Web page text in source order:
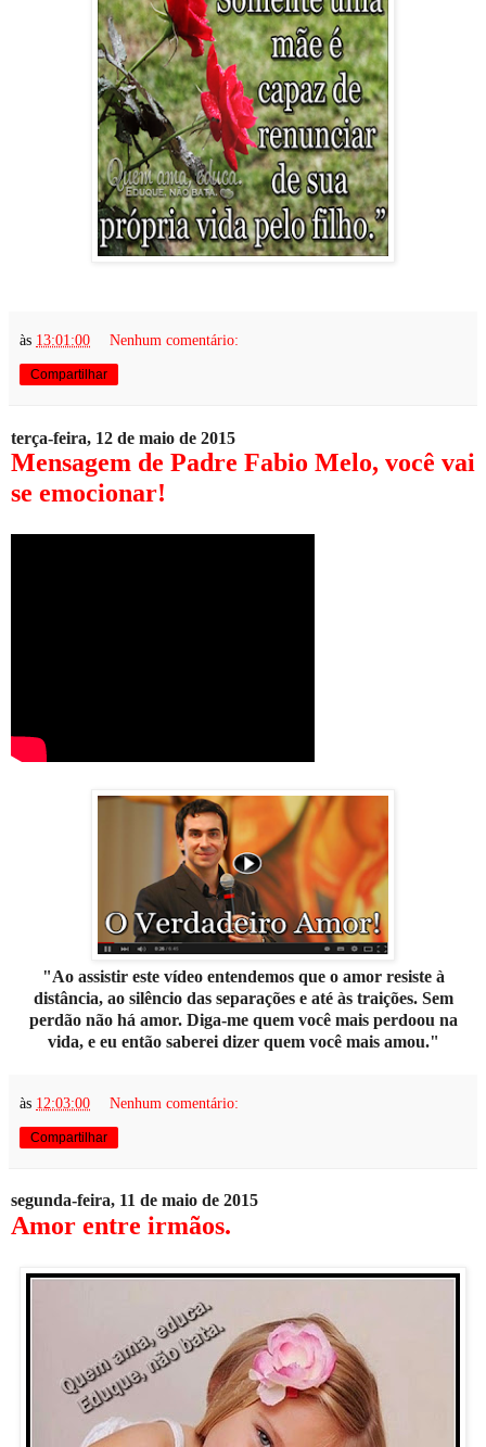
às 13:01:00 Nenhum comentário:
Compartilhar
terça-feira, 12 de maio de 2015
Mensagem de Padre Fabio Melo, você vai
se emocionar!
"Ao assistir este vídeo entendemos que o amor resiste à
distância, ao silêncio das separações e até às traições. Sem
perdão não há amor. Diga-me quem você mais perdoou na
vida, e eu então saberei dizer quem você mais amou."
às 12:03:00 Nenhum comentário:
Compartilhar
segunda-feira, 11 de maio de 2015
Amor entre irmãos.